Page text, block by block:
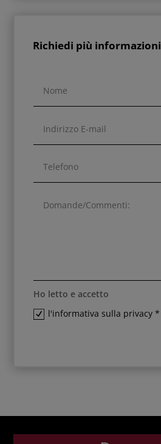
Richiedi più informazioni
Ho letto e accetto
l'informativa sulla privacy *